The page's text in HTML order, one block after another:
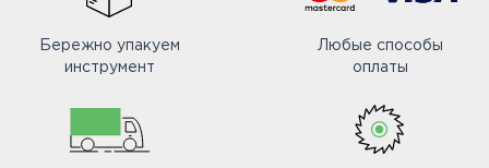
Бережно упакуем
инструмент
Любые способы
оплаты